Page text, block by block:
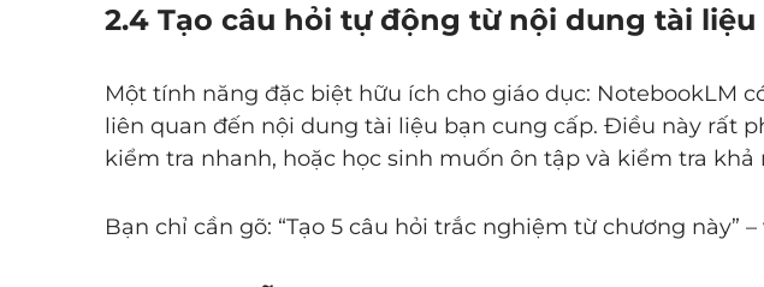
2.4 Tạo câu hỏi tự động từ nội dung tài liệu
Một tính năng đặc biệt hữu ích cho giáo dục: NotebookLM
liên quan đến nội dung tài liệu bạn cung cấp. Điều này rất
kiểm tra nhanh, hoặc học sinh muốn ôn tập và kiểm tra khả
Bạn chỉ cần gõ: “Tạo 5 câu hỏi trắc nghiệm từ chương này”